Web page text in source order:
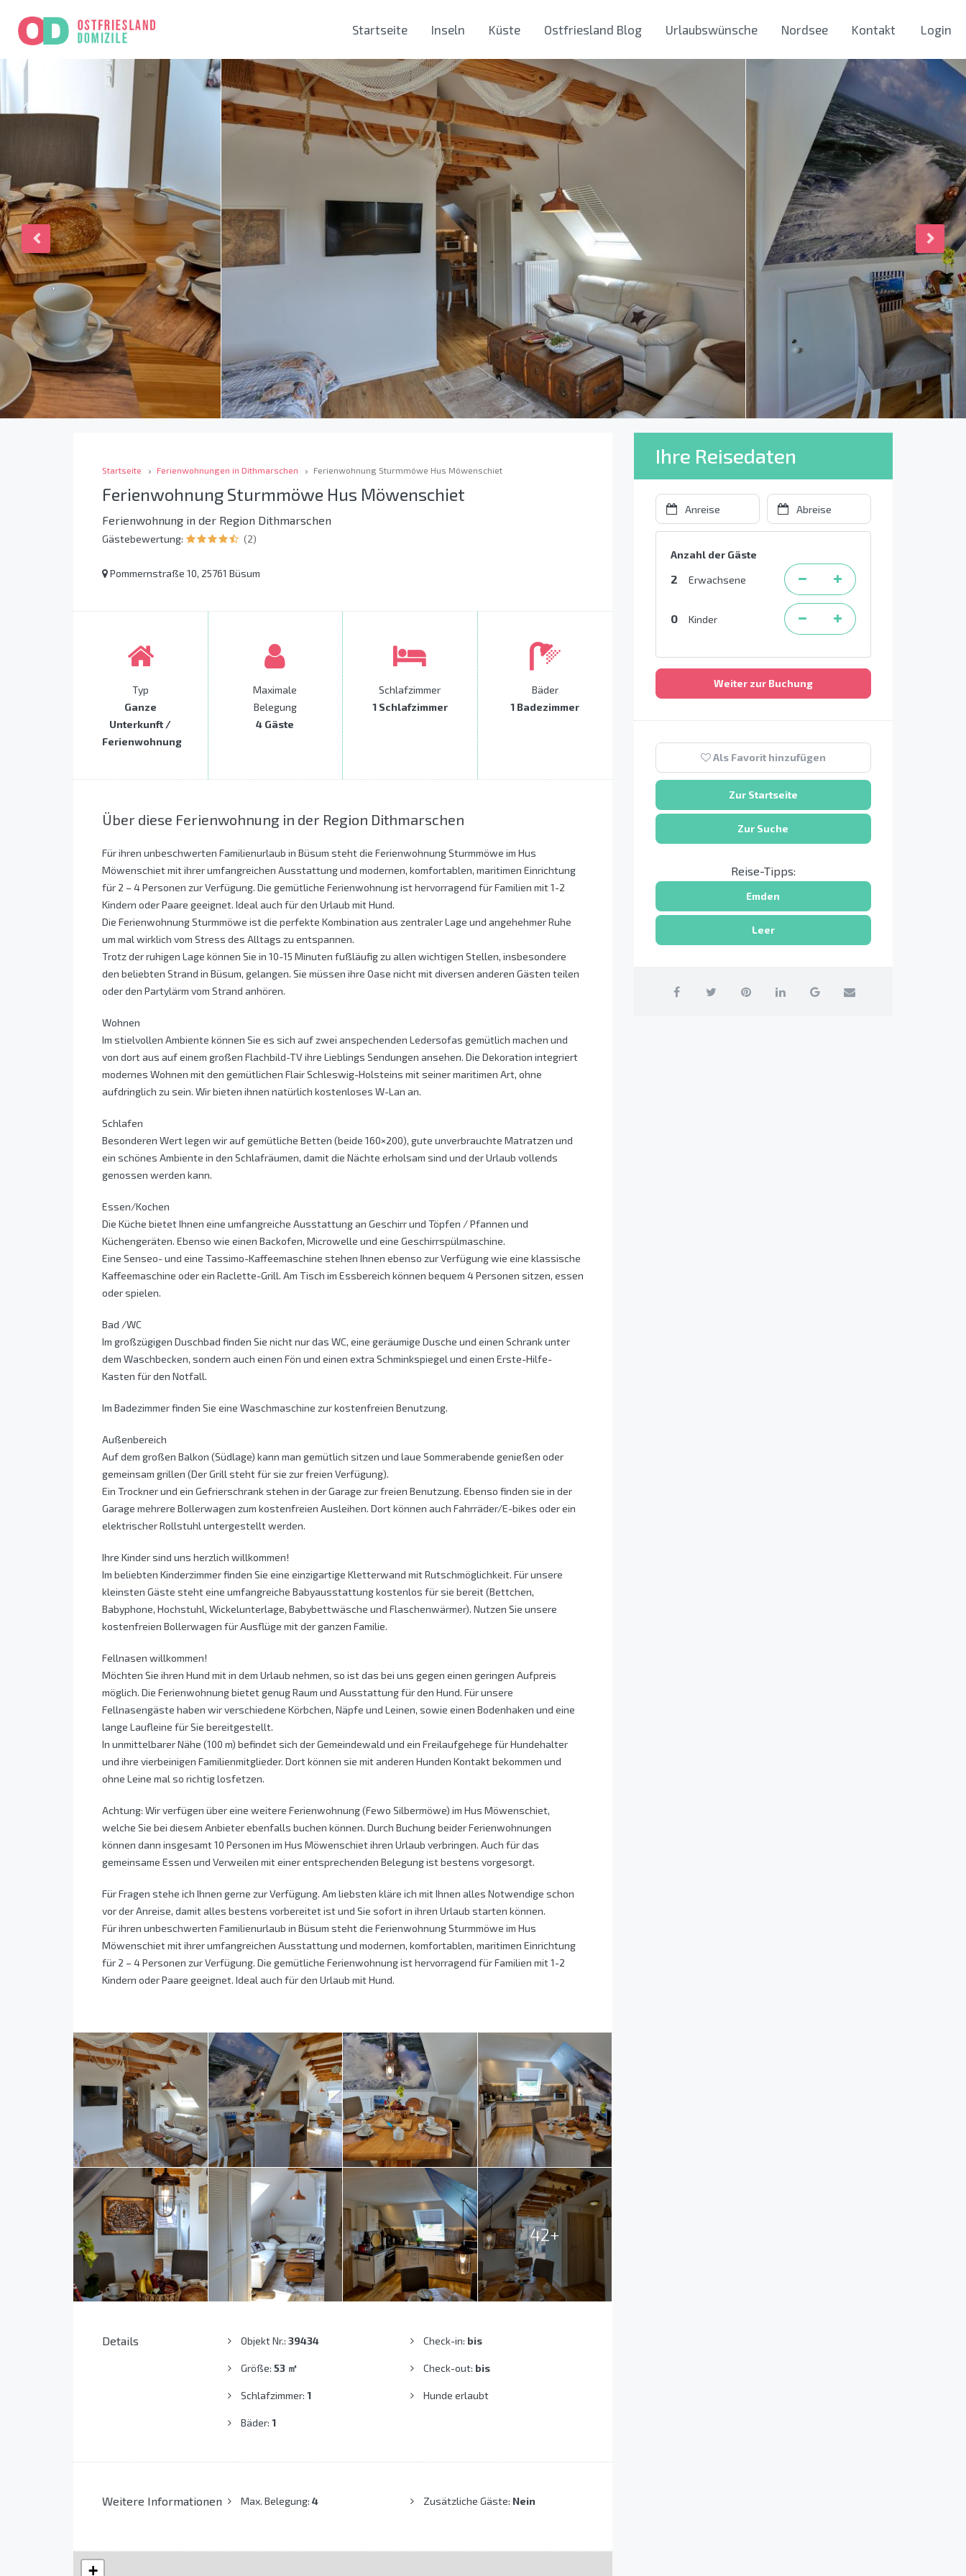
Startseite Inseln Küste Ostfriesland Blog Urlaubswünsche Nordsee Kontakt Login
Startseite Ferienwohnungen in Dithmarschen Ferienwohnung Sturmmöwe Hus Möwenschiet
Ferienwohnung Sturmmöwe Hus Möwenschiet
Ferienwohnung in der Region Dithmarschen
Gästebewertung: (2)
Pommernstraße 10, 25761 Büsum
Typ
Ganze
Unterkunft /
Ferienwohnung
Maximale
Belegung
4 Gäste
Schlafzimmer
1 Schlafzimmer
Bäder
1 Badezimmer
Über diese Ferienwohnung in der Region Dithmarschen
Für ihren unbeschwerten Familienurlaub in Büsum steht die Ferienwohnung Sturmmöwe im Hus
Möwenschiet mit ihrer umfangreichen Ausstattung und modernen, komfortablen, maritimen Einrichtung
für 2 – 4 Personen zur Verfügung. Die gemütliche Ferienwohnung ist hervorragend für Familien mit 1-2
Kindern oder Paare geeignet. Ideal auch für den Urlaub mit Hund.
Die Ferienwohnung Sturmmöwe ist die perfekte Kombination aus zentraler Lage und angehehmer Ruhe
um mal wirklich vom Stress des Alltags zu entspannen.
Trotz der ruhigen Lage können Sie in 10-15 Minuten fußläufig zu allen wichtigen Stellen, insbesondere
den beliebten Strand in Büsum, gelangen. Sie müssen ihre Oase nicht mit diversen anderen Gästen teilen
oder den Partylärm vom Strand anhören.
Wohnen
Im stielvollen Ambiente können Sie es sich auf zwei anspechenden Ledersofas gemütlich machen und
von dort aus auf einem großen Flachbild-TV ihre Lieblings Sendungen ansehen. Die Dekoration integriert
modernes Wohnen mit den gemütlichen Flair Schleswig-Holsteins mit seiner maritimen Art, ohne
aufdringlich zu sein. Wir bieten ihnen natürlich kostenloses W-Lan an.
Schlafen
Besonderen Wert legen wir auf gemütliche Betten (beide 160×200), gute unverbrauchte Matratzen und
ein schönes Ambiente in den Schlafräumen, damit die Nächte erholsam sind und der Urlaub vollends
genossen werden kann.
Essen/Kochen
Die Küche bietet Ihnen eine umfangreiche Ausstattung an Geschirr und Töpfen / Pfannen und
Küchengeräten. Ebenso wie einen Backofen, Microwelle und eine Geschirrspülmaschine.
Eine Senseo- und eine Tassimo-Kaffeemaschine stehen Ihnen ebenso zur Verfügung wie eine klassische
Kaffeemaschine oder ein Raclette-Grill. Am Tisch im Essbereich können bequem 4 Personen sitzen, essen
oder spielen.
Bad /WC
Im großzügigen Duschbad finden Sie nicht nur das WC, eine geräumige Dusche und einen Schrank unter
dem Waschbecken, sondern auch einen Fön und einen extra Schminkspiegel und einen Erste-Hilfe-
Kasten für den Notfall.
Im Badezimmer finden Sie eine Waschmaschine zur kostenfreien Benutzung.
Außenbereich
Auf dem großen Balkon (Südlage) kann man gemütlich sitzen und laue Sommerabende genießen oder
gemeinsam grillen (Der Grill steht für sie zur freien Verfügung).
Ein Trockner und ein Gefrierschrank stehen in der Garage zur freien Benutzung. Ebenso finden sie in der
Garage mehrere Bollerwagen zum kostenfreien Ausleihen. Dort können auch Fahrräder/E-bikes oder ein
elektrischer Rollstuhl untergestellt werden.
Ihre Kinder sind uns herzlich willkommen!
Im beliebten Kinderzimmer finden Sie eine einzigartige Kletterwand mit Rutschmöglichkeit. Für unsere
kleinsten Gäste steht eine umfangreiche Babyausstattung kostenlos für sie bereit (Bettchen,
Babyphone, Hochstuhl, Wickelunterlage, Babybettwäsche und Flaschenwärmer). Nutzen Sie unsere
kostenfreien Bollerwagen für Ausflüge mit der ganzen Familie.
Fellnasen willkommen!
Möchten Sie ihren Hund mit in dem Urlaub nehmen, so ist das bei uns gegen einen geringen Aufpreis
möglich. Die Ferienwohnung bietet genug Raum und Ausstattung für den Hund. Für unsere
Fellnasengäste haben wir verschiedene Körbchen, Näpfe und Leinen, sowie einen Bodenhaken und eine
lange Laufleine für Sie bereitgestellt.
In unmittelbarer Nähe (100 m) befindet sich der Gemeindewald und ein Freilaufgehege für Hundehalter
und ihre vierbeinigen Familienmitglieder. Dort können sie mit anderen Hunden Kontakt bekommen und
ohne Leine mal so richtig losfetzen.
Achtung: Wir verfügen über eine weitere Ferienwohnung (Fewo Silbermöwe) im Hus Möwenschiet,
welche Sie bei diesem Anbieter ebenfalls buchen können. Durch Buchung beider Ferienwohnungen
können dann insgesamt 10 Personen im Hus Möwenschiet ihren Urlaub verbringen. Auch für das
gemeinsame Essen und Verweilen mit einer entsprechenden Belegung ist bestens vorgesorgt.
Für Fragen stehe ich Ihnen gerne zur Verfügung. Am liebsten kläre ich mit Ihnen alles Notwendige schon
vor der Anreise, damit alles bestens vorbereitet ist und Sie sofort in ihren Urlaub starten können.
Für ihren unbeschwerten Familienurlaub in Büsum steht die Ferienwohnung Sturmmöwe im Hus
Möwenschiet mit ihrer umfangreichen Ausstattung und modernen, komfortablen, maritimen Einrichtung
für 2 – 4 Personen zur Verfügung. Die gemütliche Ferienwohnung ist hervorragend für Familien mit 1-2
Kindern oder Paare geeignet. Ideal auch für den Urlaub mit Hund.
42+
Details Objekt Nr.: 39434
Größe: 53 ㎡
Schlafzimmer: 1
Bäder: 1
Check-in: bis
Check-out: bis
Hunde erlaubt
Weitere Informationen Max. Belegung: 4 Zusätzliche Gäste: Nein
+
Ihre Reisedaten
Anzahl der Gäste
2 Erwachsene
0 Kinder
Weiter zur Buchung
Als Favorit hinzufügen
Zur Startseite
Zur Suche
Reise-Tipps:
Emden
Leer